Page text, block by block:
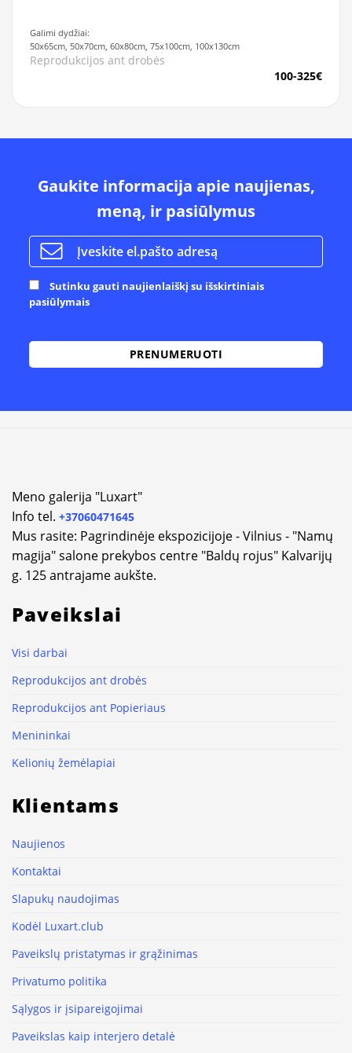
Galimi dydžiai:
50x65cm, 50x70cm, 60x80cm, 75x100cm, 100x130cm
Reprodukcijos ant drobės
100-325€
Gaukite informacija apie naujienas,
meną, ir pasiūlymus
Sutinku gauti naujienlaiškį su išskirtiniais
pasiūlymais
Meno galerija "Luxart"
Info tel. +37060471645
Mus rasite: Pagrindinėje ekspozicijoje - Vilnius - "Namų
magija" salone prekybos centre "Baldų rojus" Kalvarijų
g. 125 antrajame aukšte.
Paveikslai
Visi darbai
Reprodukcijos ant drobės
Reprodukcijos ant Popieriaus
Menininkai
Kelionių žemėlapiai
Klientams
Naujienos
Kontaktai
Slapukų naudojimas
Kodėl Luxart.club
Paveikslų pristatymas ir grąžinimas
Privatumo politika
Sąlygos ir įsipareigojimai
Paveikslas kaip interjero detalė